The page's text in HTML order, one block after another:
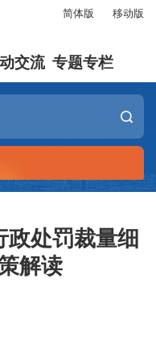
简体版 移动版
交流 专题专栏
政处罚裁量细
解读